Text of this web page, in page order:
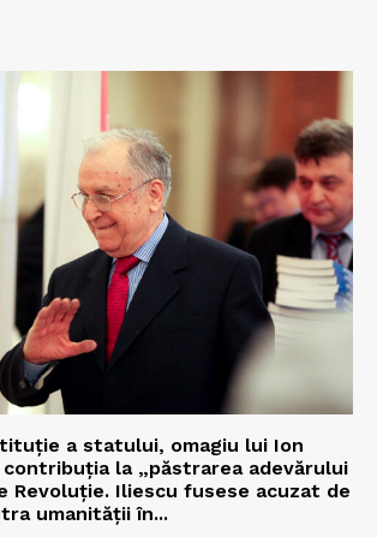
a statului, omagiu lui Ion
la „păstrarea adevărului
Revoluție. Iliescu fusese acuzat de
umanității în...